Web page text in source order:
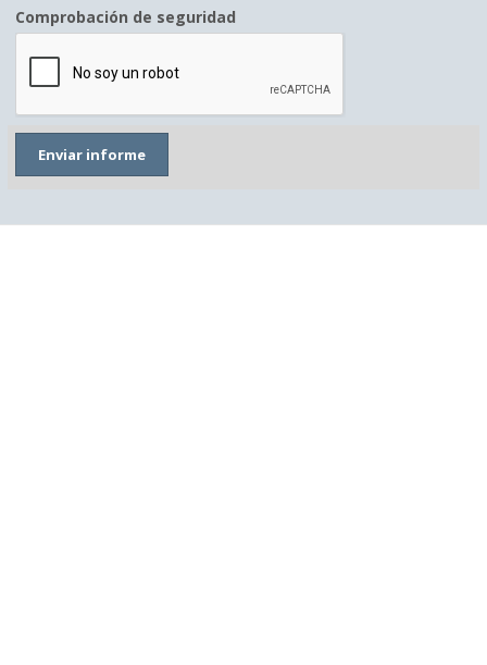
Comprobación de seguridad
Enviar informe